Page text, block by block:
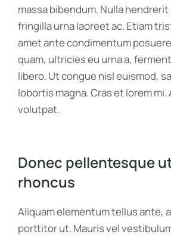
massa bibendum. Nulla
fringilla urna laoreet ac. Etiam
amet ante condimentum
quam, ultricies eu urna a,
libero. Ut congue nisl euismod,
lobortis magna. Cras et lorem mi.
volutpat.
Donec pellentesque
rhoncus
Aliquam elementum tellus ante,
porttitor ut. Mauris vel